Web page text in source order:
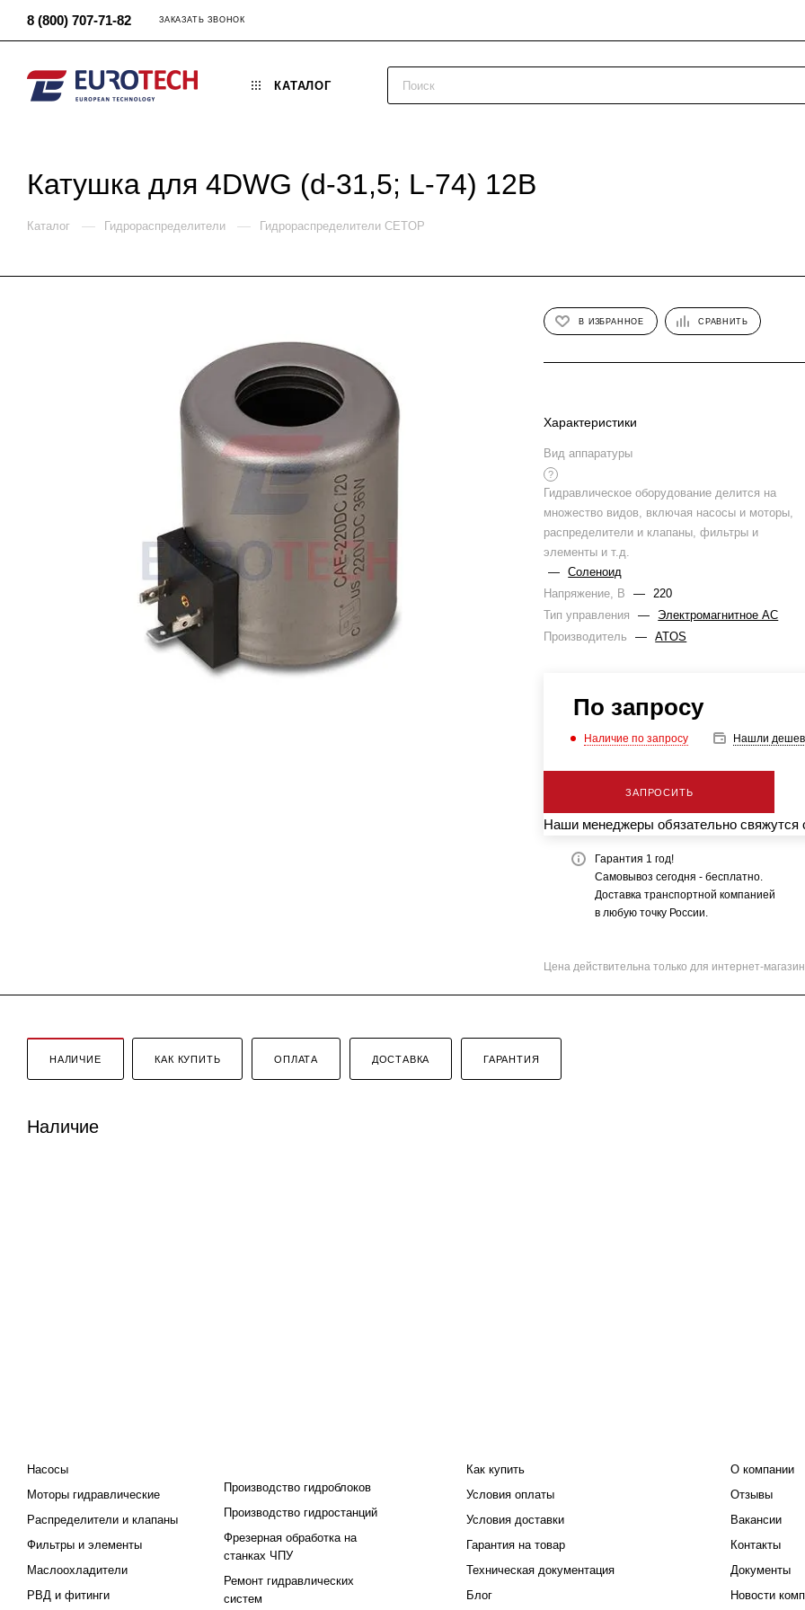
8 (800) 707-71-82 ЗАКАЗАТЬ ЗВОНОК
КАТАЛОГ
Катушка для 4DWG (d-31,5; L-74) 12В
Каталог — Гидрораспределители — Гидрораспределители CETOP
В ИЗБРАННОЕ СРАВНИТЬ
Характеристики
Вид аппаратуры
?
Гидравлическое оборудование делится на
множество видов, включая насосы и моторы,
распределители и клапаны, фильтры и
элементы и т.д.
—
Соленоид
Напряжение, В
—
220
Тип управления
—
Электромагнитное AC
Производитель
— ATOS
По запросу
Наличие по запросу Нашли
ЗАПРОСИТЬ
Наши менеджеры обязательно свяжутся
Гарантия 1 год!
Самовывоз сегодня - бесплатно.
Доставка транспортной компанией
в любую точку России.
Цена действительна только для интернет-
НАЛИЧИЕ КАК КУПИТЬ ОПЛАТА ДОСТАВКА ГАРАНТИЯ
Наличие
Насосы
Моторы гидравлические
Распределители и клапаны
Фильтры и элементы
Маслоохладители
РВД и фитинги
Производство гидроблоков
Производство гидростанций
Фрезерная обработка на
станках ЧПУ
Ремонт гидравлических
систем
Как купить
Условия оплаты
Условия доставки
Гарантия на товар
Техническая документация
Блог
О компании
Отзывы
Вакансии
Контакты
Документы
Новости